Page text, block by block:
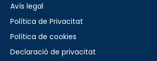
Avís legal
Política de Privacitat
Política de cookies
Declaració de privacitat